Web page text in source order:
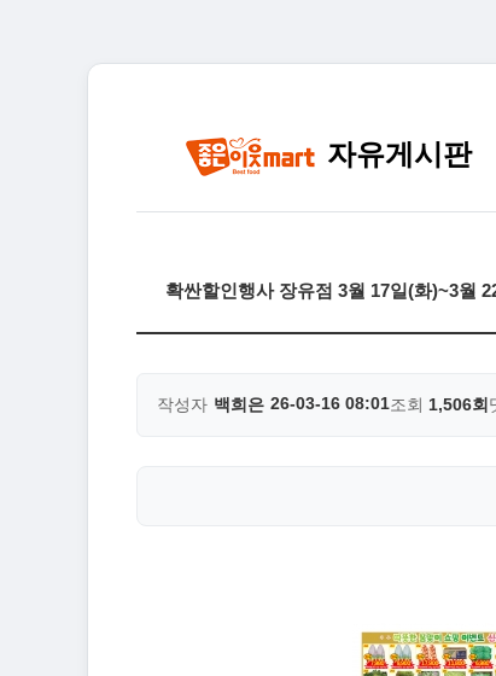
자유게시판
확싼할인행사 장유점 3월 17일(화)~3월
작성자 백희은 26-03-16 08:01조회 1,506회